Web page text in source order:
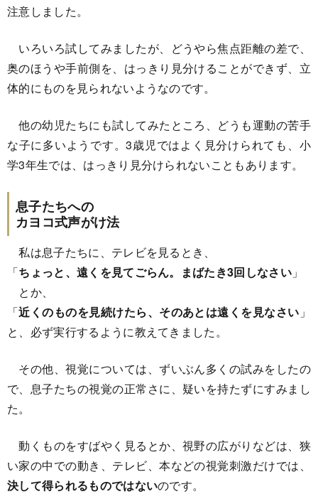
注意しました。
いろいろ試してみましたが、どうやら焦点距離の差で、
奥のほうや手前側を、はっきり見分けることができず、立
体的にものを見られないようなのです。
他の幼児たちにも試してみたところ、どうも運動の苦手
な子に多いようです。3歳児ではよく見分けられても、小
学3年生では、はっきり見分けられないこともあります。
息子たちへの
カヨコ式声がけ法
私は息子たちに、テレビを見るとき、
「ちょっと、遠くを見てごらん。まばたき3回しなさい 」
とか、
「近くのものを見続けたら、そのあとは遠くを見なさい 」
と、必ず実行するように教えてきました。
その他、視覚については、ずいぶん多くの試みをしたの
で、息子たちの視覚の正常さに、疑いを持たずにすみまし
た。
動くものをすばやく見るとか、視野の広がりなどは、狭
い家の中での動き、テレビ、本などの視覚刺激だけでは、
決して得られるものではないのです。